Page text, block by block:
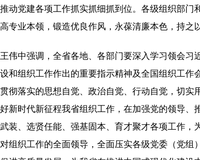
推动党建各项工作抓实抓细抓到位。各级组织部
高专业本领，锻造优良作风，永葆清廉本色，持之
王伟中强调，全省各地、各部门要深入学习领会
设和组织工作作出的重要指示精神及全国组织工作
贯彻落实的思想自觉、政治自觉、行动自觉，切实
好新时代新征程我省组织工作，在加强党的领导
武装、选贤任能、强基固本、育才聚才各项工作
对组织工作的全面领导，全面压实各级党委（党